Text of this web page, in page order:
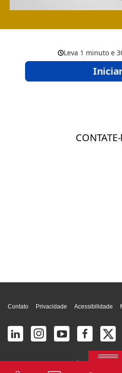
Contato Privacidade Acessibilidade
© 2026 Ricoh América Latina, Inc.